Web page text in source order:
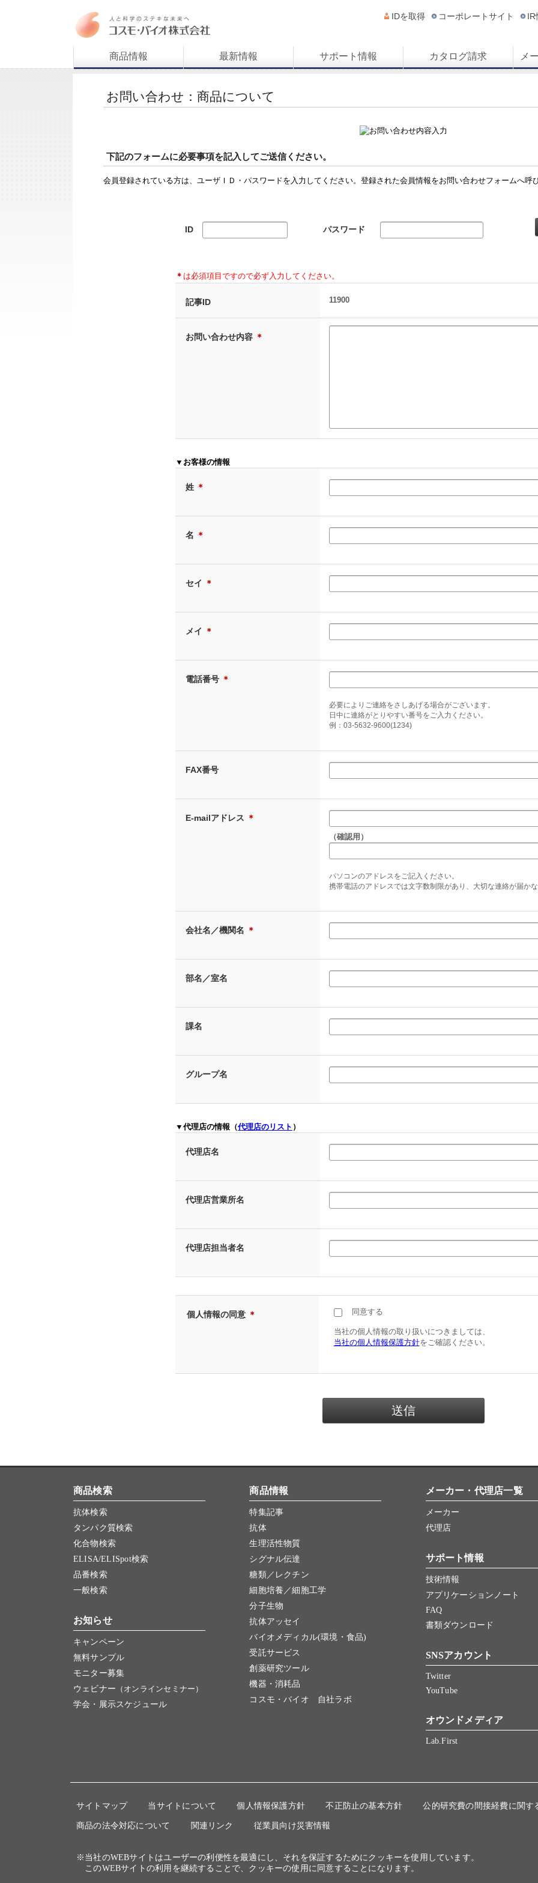
IDを取得 コーポレートサイト IR
商品情報 最新情報 サポート情報 カタログ請求 メ
お問い合わせ：商品について
下記のフォームに必要事項を記入してご送信ください。
会員登録されている方は、ユーザＩＤ・パスワードを入力してください。登録された会員情報をお問い合わせフォームへ呼
ID パスワード
＊ は必須項目ですので必ず入力してください。
記事ID 11900
お問い合わせ内容 ＊
▼お客様の情報
姓 ＊
名 ＊
セイ ＊
メイ ＊
電話番号 ＊
必要によりご連絡をさしあげる場合がございます。
日中に連絡がとりやすい番号をご入力ください。
例：03-5632-9600(1234)
FAX番号
E-mailアドレス ＊
（確認用）
パソコンのアドレスをご記入ください。
携帯電話のアドレスでは文字数制限があり、大切な連絡が届かな
会社名／機関名 ＊
部名／室名
課名
グループ名
▼代理店の情報（代理店のリスト ）
代理店名
代理店営業所名
代理店担当者名
個人情報の同意 ＊ 同意する
当社の個人情報の取り扱いにつきましては、
当社の個人情報保護方針をご確認ください。
商品検索
抗体検索
タンパク質検索
化合物検索
ELISA/ELISpot検索
品番検索
一般検索
お知らせ
キャンペーン
無料サンプル
モニター募集
ウェビナー （オンラインセミナー）
学会・展示スケジュール
商品情報
特集記事
抗体
生理活性物質
シグナル伝達
糖類／レクチン
細胞培養／細胞工学
分子生物
抗体アッセイ
バイオメディカル(環境・食品)
受託サービス
創薬研究ツール
機器・消耗品
コスモ・バイオ 自社ラボ
メーカー・代理店一覧
メーカー
代理店
サポート情報
技術情報
アプリケーションノート
FAQ
書類ダウンロード
SNSアカウント
Twitter
YouTube
オウンドメディア
Lab.First
サイトマップ 当サイトについて 個人情報保護方針 不正防止の基本方針 公的研究費の間接経費に関す
商品の法令対応について 関連リンク 従業員向け災害情報
※当社のWEBサイトはユーザーの利便性を最適にし、それを保証するためにクッキーを使用しています。
このWEBサイトの利用を継続することで、クッキーの使用に同意することになります。